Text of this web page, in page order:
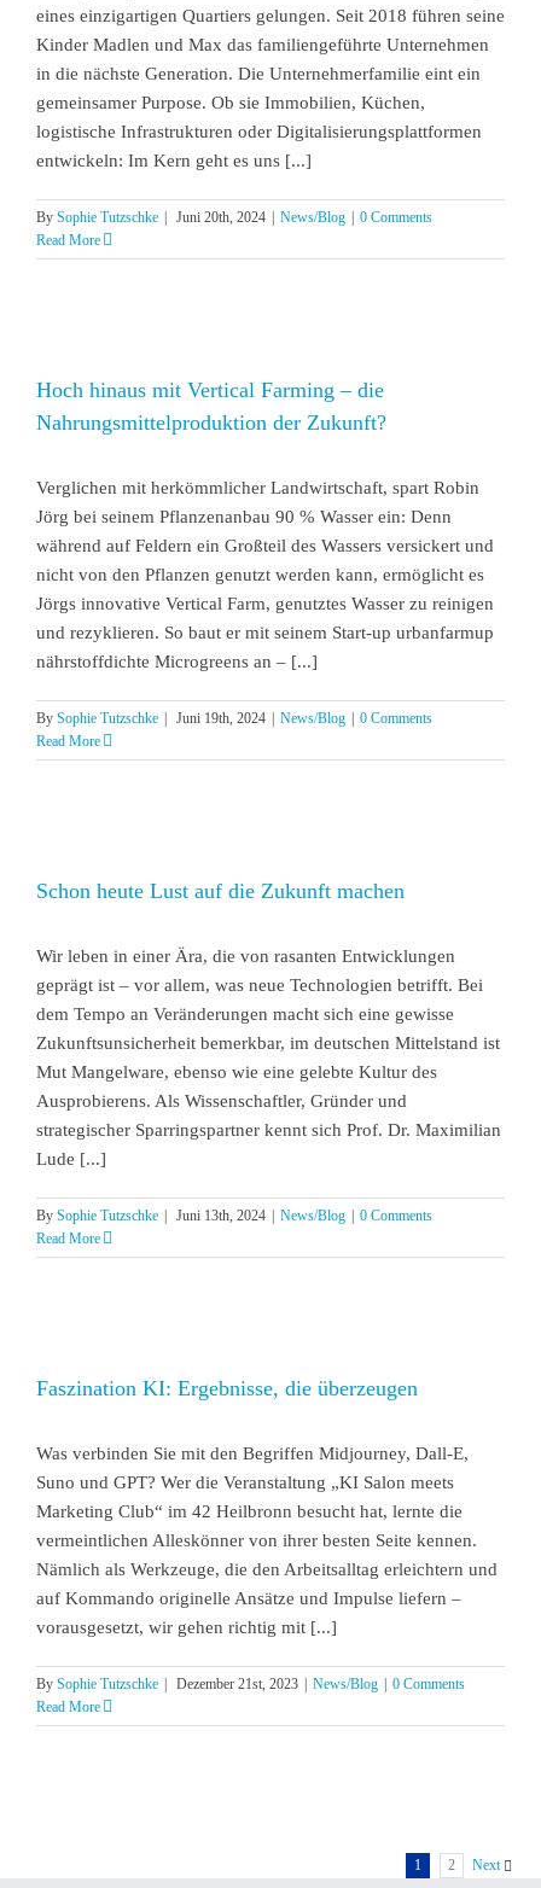
eines einzigartigen Quartiers gelungen. Seit 2018 führen seine
Kinder Madlen und Max das familiengeführte Unternehmen
in die nächste Generation. Die Unternehmerfamilie eint ein
gemeinsamer Purpose. Ob sie Immobilien, Küchen,
logistische Infrastrukturen oder Digitalisierungsplattformen
entwickeln: Im Kern geht es uns [...]
By Sophie Tutzschke | Juni 20th, 2024 | News/Blog | 0 Comments
Read More
Hoch hinaus mit Vertical Farming – die
Nahrungsmittelproduktion der Zukunft?
Verglichen mit herkömmlicher Landwirtschaft, spart Robin
Jörg bei seinem Pflanzenanbau 90 % Wasser ein: Denn
während auf Feldern ein Großteil des Wassers versickert und
nicht von den Pflanzen genutzt werden kann, ermöglicht es
Jörgs innovative Vertical Farm, genutztes Wasser zu reinigen
und rezyklieren. So baut er mit seinem Start-up urbanfarmup
nährstoffdichte Microgreens an – [...]
By Sophie Tutzschke | Juni 19th, 2024 | News/Blog | 0 Comments
Read More
Schon heute Lust auf die Zukunft machen
Wir leben in einer Ära, die von rasanten Entwicklungen
geprägt ist – vor allem, was neue Technologien betrifft. Bei
dem Tempo an Veränderungen macht sich eine gewisse
Zukunftsunsicherheit bemerkbar, im deutschen Mittelstand ist
Mut Mangelware, ebenso wie eine gelebte Kultur des
Ausprobierens. Als Wissenschaftler, Gründer und
strategischer Sparringspartner kennt sich Prof. Dr. Maximilian
Lude [...]
By Sophie Tutzschke | Juni 13th, 2024 | News/Blog | 0 Comments
Read More
Faszination KI: Ergebnisse, die überzeugen
Was verbinden Sie mit den Begriffen Midjourney, Dall-E,
Suno und GPT? Wer die Veranstaltung „KI Salon meets
Marketing Club“ im 42 Heilbronn besucht hat, lernte die
vermeintlichen Alleskönner von ihrer besten Seite kennen.
Nämlich als Werkzeuge, die den Arbeitsalltag erleichtern und
auf Kommando originelle Ansätze und Impulse liefern –
vorausgesetzt, wir gehen richtig mit [...]
By Sophie Tutzschke | Dezember 21st, 2023 | News/Blog | 0 Comments
Read More
1 2 Next